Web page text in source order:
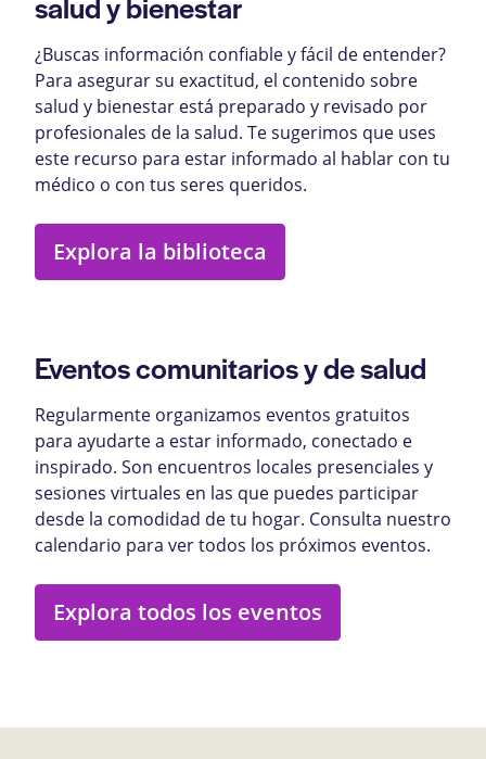
¿Buscas información confiable y fácil de entender?
Para asegurar su exactitud, el contenido sobre
salud y bienestar está preparado y revisado por
profesionales de la salud. Te sugerimos que uses
este recurso para estar informado al hablar con tu
médico o con tus seres queridos.
Explora la biblioteca
Eventos comunitarios y de salud
Regularmente organizamos eventos gratuitos
para ayudarte a estar informado, conectado e
inspirado. Son encuentros locales presenciales y
sesiones virtuales en las que puedes participar
desde la comodidad de tu hogar. Consulta nuestro
calendario para ver todos los próximos eventos.
Explora todos los eventos